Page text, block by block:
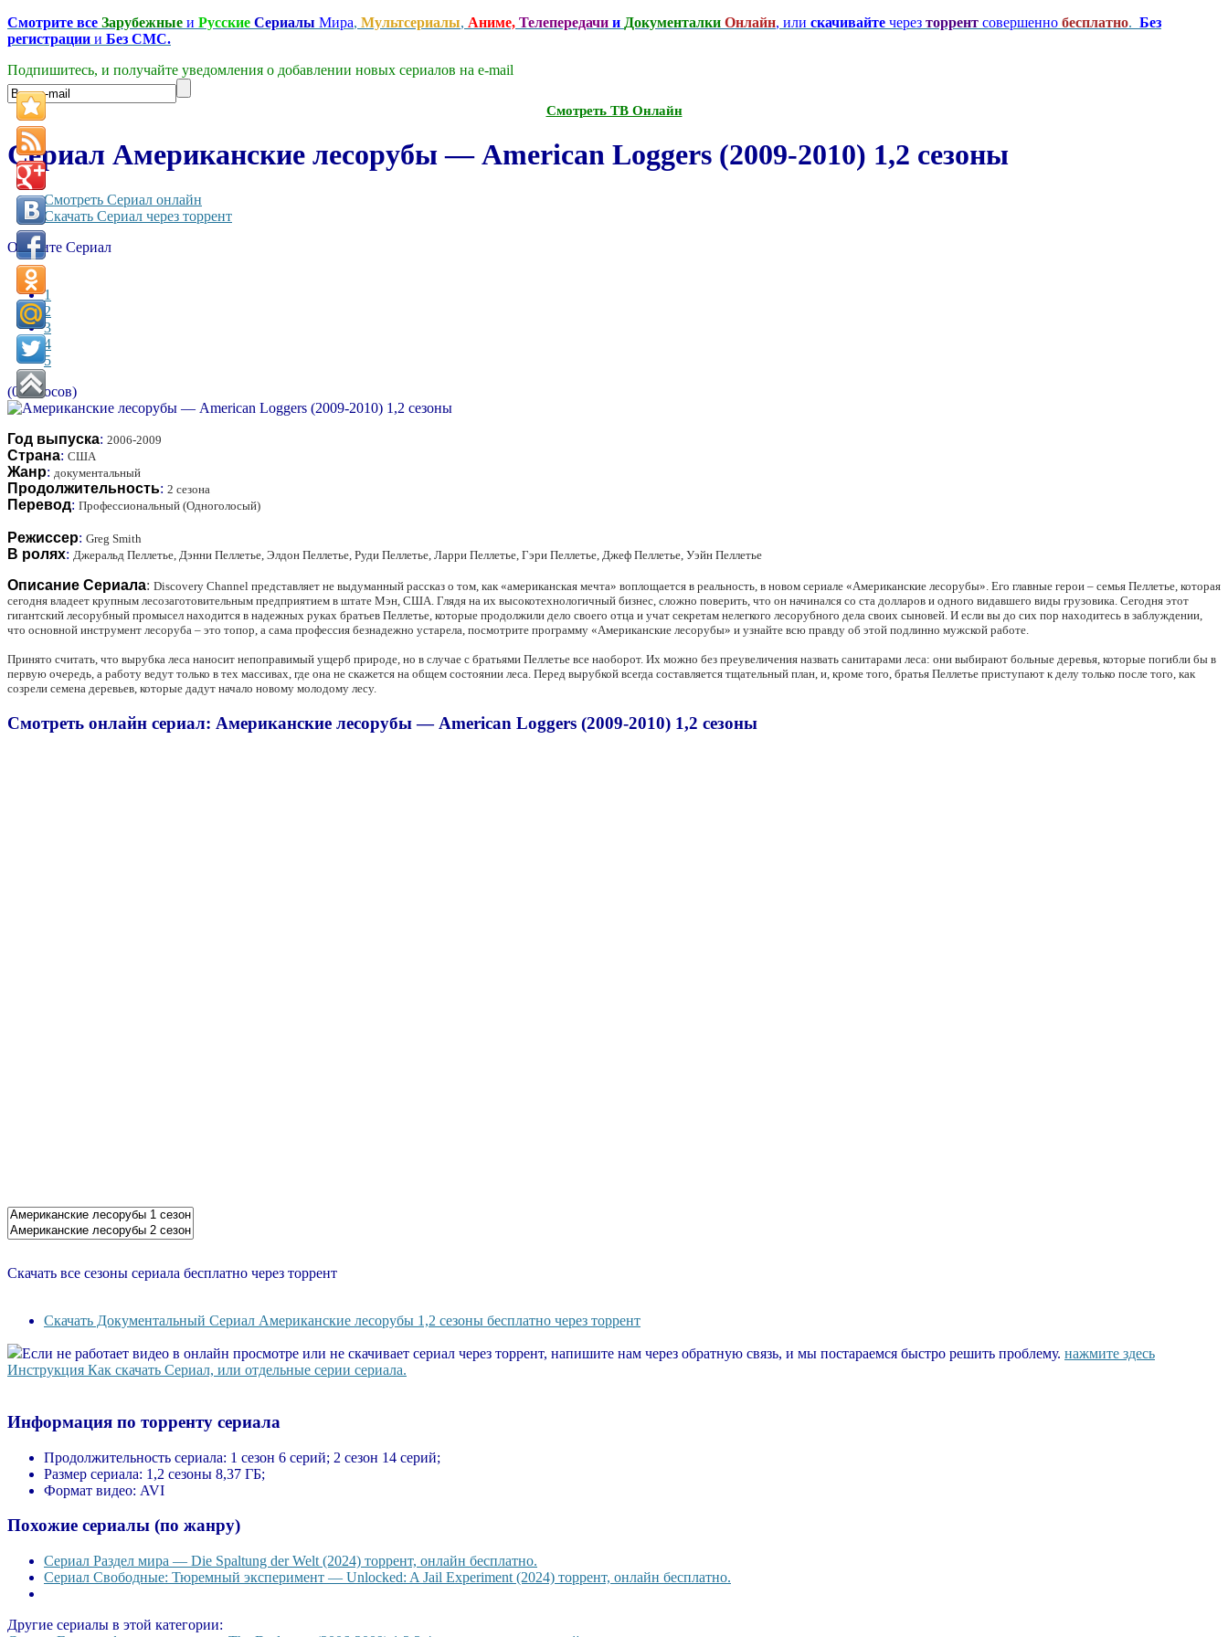
Смотрите все Зарубежные и Русские Сериалы Мира, Мультсериалы, Аниме, Телепередачи и Документалки Онлайн, или скачивайте через торрент совершенно бесплатно. Без
регистрации и Без СМС.
Подпишитесь, и получайте уведомления о добавлении новых сериалов на e-mаil
Смотреть ТВ Онлайн
Сериал Американские лесорубы — American Loggers (2009-2010) 1,2 сезоны
Смотреть Сериал онлайн
Скачать Сериал через торрент
Оцените Сериал
1
2
3
4
5
(0 голосов)
Год выпуска: 2006-2009
Страна: США
Жанр: документальный
Продолжительность: 2 сезона
Перевод: Профессиональный (Одноголосый)
Режиссер: Greg Smith
В ролях: Джеральд Пеллетье, Дэнни Пеллетье, Элдон Пеллетье, Руди Пеллетье, Ларри Пеллетье, Гэри Пеллетье, Джеф Пеллетье, Уэйн Пеллетье
Описание Сериала: Discovery Channel представляет не выдуманный рассказ о том, как «американская мечта» воплощается в реальность, в новом сериале «Американские лесорубы». Его главные герои – семья Пеллетье, которая
сегодня владеет крупным лесозаготовительным предприятием в штате Мэн, США. Глядя на их высокотехнологичный бизнес, сложно поверить, что он начинался со ста долларов и одного видавшего виды грузовика. Сегодня этот
гигантский лесорубный промысел находится в надежных руках братьев Пеллетье, которые продолжили дело своего отца и учат секретам нелегкого лесорубного дела своих сыновей. И если вы до сих пор находитесь в заблуждении,
что основной инструмент лесоруба – это топор, а сама профессия безнадежно устарела, посмотрите программу «Американские лесорубы» и узнайте всю правду об этой подлинно мужской работе.
Принято считать, что вырубка леса наносит непоправимый ущерб природе, но в случае с братьями Пеллетье все наоборот. Их можно без преувеличения назвать санитарами леса: они выбирают больные деревья, которые погибли бы в
первую очередь, а работу ведут только в тех массивах, где она не скажется на общем состоянии леса. Перед вырубкой всегда составляется тщательный план, и, кроме того, братья Пеллетье приступают к делу только после того, как
созрели семена деревьев, которые дадут начало новому молодому лесу.
Смотреть онлайн сериал: Американские лесорубы — American Loggers (2009-2010) 1,2 сезоны
Скачать все сезоны сериала бесплатно через торрент
Скачать Документальный Сериал Американские лесорубы 1,2 сезоны бесплатно через торрент
Если не работает видео в онлайн просмотре или не скачивает сериал через торрент, напишите нам через обратную связь, и мы постараемся быстро решить проблему. нажмите здесь
Инструкция Как скачать Сериал, или отдельные серии сериала.
Информация по торренту сериала
Продолжительность сериала: 1 сезон 6 серий; 2 сезон 14 серий;
Размер сериала: 1,2 сезоны 8,37 ГБ;
Формат видео: AVI
Похожие сериалы (по жанру)
Сериал Раздел мира — Die Spaltung der Welt (2024) торрент, онлайн бесплатно.
Сериал Свободные: Тюремный эксперимент — Unlocked: A Jail Experiment (2024) торрент, онлайн бесплатно.
Другие сериалы в этой категории: